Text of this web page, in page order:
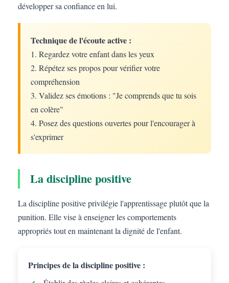
développer sa confiance en lui.
Technique de l'écoute active :
1. Regardez votre enfant dans les yeux
2. Répétez ses propos pour vérifier votre
compréhension
3. Validez ses émotions : "Je comprends que tu sois
en colère"
4. Posez des questions ouvertes pour l'encourager à
s'exprimer
La discipline positive
La discipline positive privilégie l'apprentissage plutôt que la
punition. Elle vise à enseigner les comportements
appropriés tout en maintenant la dignité de l'enfant.
Principes de la discipline positive :